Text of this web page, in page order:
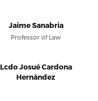
Jaime Sanabria
Professor of Law
Lcdo Josué Cardona
Hernández